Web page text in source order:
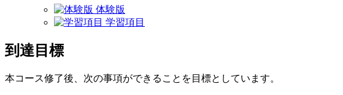
体験版
学習項目
到達目標
本コース修了後、次の事項ができることを目標としています。